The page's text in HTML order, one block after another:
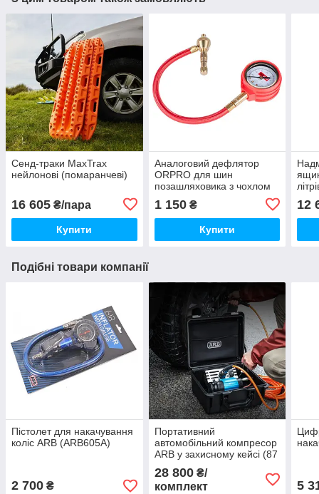
Сенд-траки MaxTrax
нейлонові (помаранчеві)
16 605 ₴/пара
Купити
Аналоговий дефлятор
ORPRO для шин
позашляховика з чохлом
1 150₴
Купити
12
Подібні товари компанії
Пістолет для накачування
коліс ARB (ARB605A)
2 700 ₴
Портативний
автомобільний компресор
ARB у захисному кейсі (87
л/хв / 12 Вольт)
28 800₴/
комплект
5